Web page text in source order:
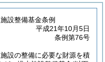
設整備基金条例
平成21年10月5日
条例第76号
設の整備に必要な財源を積